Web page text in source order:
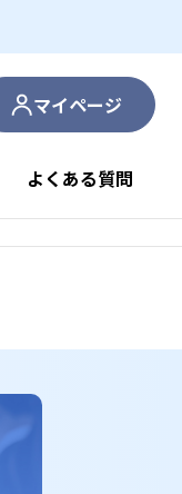
マイページ
よくある質問